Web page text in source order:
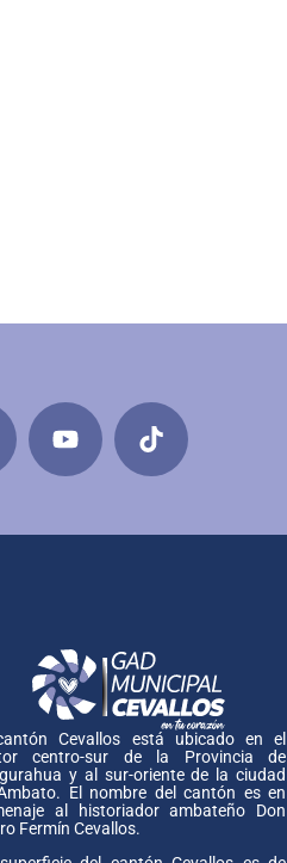
Cevallos está ubicado en el
centro-sur de la Provincia de
y al sur-oriente de la ciudad
El nombre del cantón es en
al historiador ambateño Don
Fermín Cevallos.